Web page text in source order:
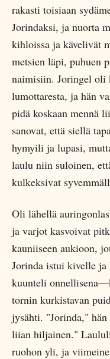
rakasti toisiaan
Jorindaksi, ja nuorta
kihloissa ja kävelivät
metsien läpi, puhuen
naimisiin. Joringel oli
lumottaresta, ja hän
pidä koskaan mennä
sanovat, että siellä
hymyili ja lupasi,
laulu niin suloinen,
kulkeksivat
Oli lähellä
ja varjot kasvoivat
kauniiseen aukioon,
Jorinda istui kivelle
kuunteli
tornin kurkistavan
jysähti. "Jorinda,"
liian hiljainen."
ruohon yli, ja